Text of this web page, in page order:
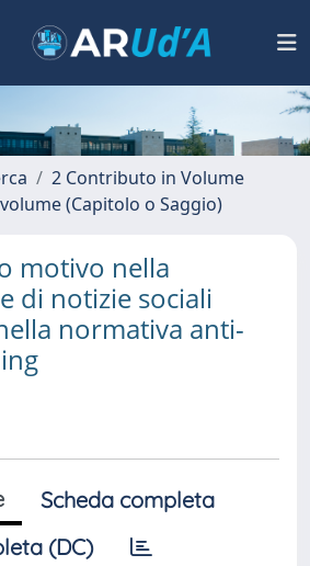
2 Contributo in Volume
(Capitolo o Saggio)
motivo nella
di notizie sociali
normativa anti-
Scheda completa
(DC)